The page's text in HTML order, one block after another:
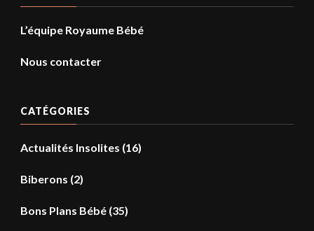
L’équipe Royaume Bébé
Nous contacter
CATÉGORIES
Actualités Insolites (16)
Biberons (2)
Bons Plans Bébé (35)